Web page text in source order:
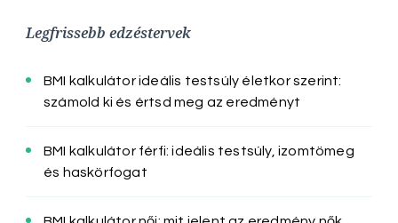
Legfrissebb edzéstervek
BMI kalkulátor ideális testsúly életkor szerint:
számold ki és értsd meg az eredményt
BMI kalkulátor férfi: ideális testsúly, izomtömeg
és haskörfogat